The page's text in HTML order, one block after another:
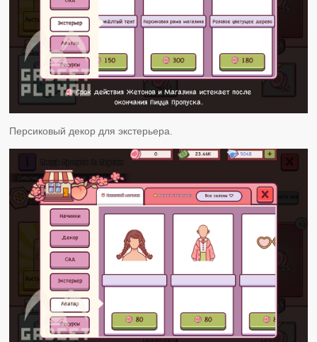
Персиковый декор для экстерьера.